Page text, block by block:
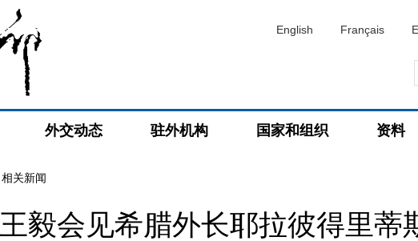
English Français
外交动态 驻外机构 国家和组织 资料
相关新闻
王毅会见希腊外长耶拉彼得里蒂